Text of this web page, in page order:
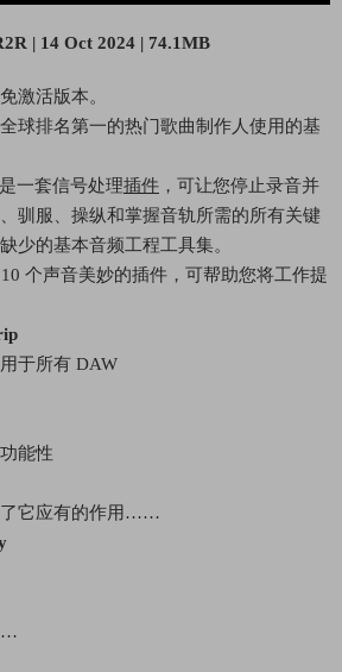
| 14 Oct 2024 | 74.1MB
激活版本。
球排名第一的热门歌曲制作人使用的基
一套信号处理插件 ，可让您停止录音并
驯服、操纵和掌握音轨所需的所有关键
少的基本音频工程工具集。
个声音美妙的插件，可帮助您将工作提
于所有 DAW
能性
了它应有的作用……